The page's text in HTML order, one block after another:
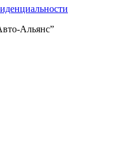
Альянс”